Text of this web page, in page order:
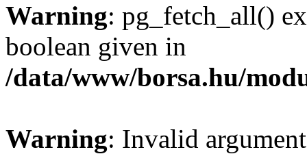
Warning: pg_fetch_all()
boolean given in
/data/www/borsa.hu/
Warning: Invalid